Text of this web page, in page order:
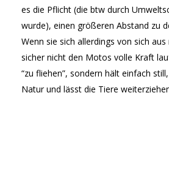
es die Pflicht (die btw durch
wurde), einen größeren Abstand zu
Wenn sie sich allerdings von sich
sicher nicht den Motos volle Kraft
“zu fliehen”, sondern hält einfach
Natur und lässt die Tiere